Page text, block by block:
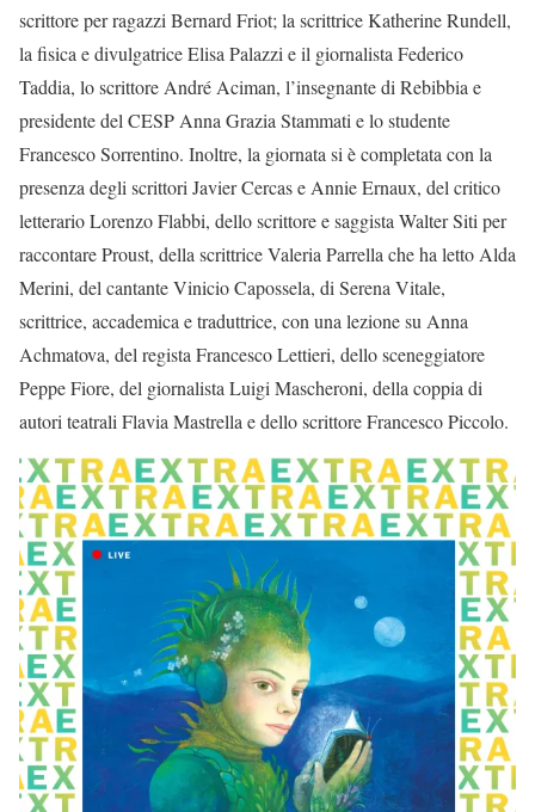
scrittore per ragazzi Bernard Friot; la scrittrice Katherine Rundell,
la fisica e divulgatrice Elisa Palazzi e il giornalista Federico
Taddia, lo scrittore André Aciman, l’insegnante di Rebibbia e
presidente del CESP Anna Grazia Stammati e lo studente
Francesco Sorrentino. Inoltre, la giornata si è completata con la
presenza degli scrittori Javier Cercas e Annie Ernaux, del critico
letterario Lorenzo Flabbi, dello scrittore e saggista Walter Siti per
raccontare Proust, della scrittrice Valeria Parrella che ha letto Alda
Merini, del cantante Vinicio Capossela, di Serena Vitale,
scrittrice, accademica e traduttrice, con una lezione su Anna
Achmatova, del regista Francesco Lettieri, dello sceneggiatore
Peppe Fiore, del giornalista Luigi Mascheroni, della coppia di
autori teatrali Flavia Mastrella e dello scrittore Francesco Piccolo.